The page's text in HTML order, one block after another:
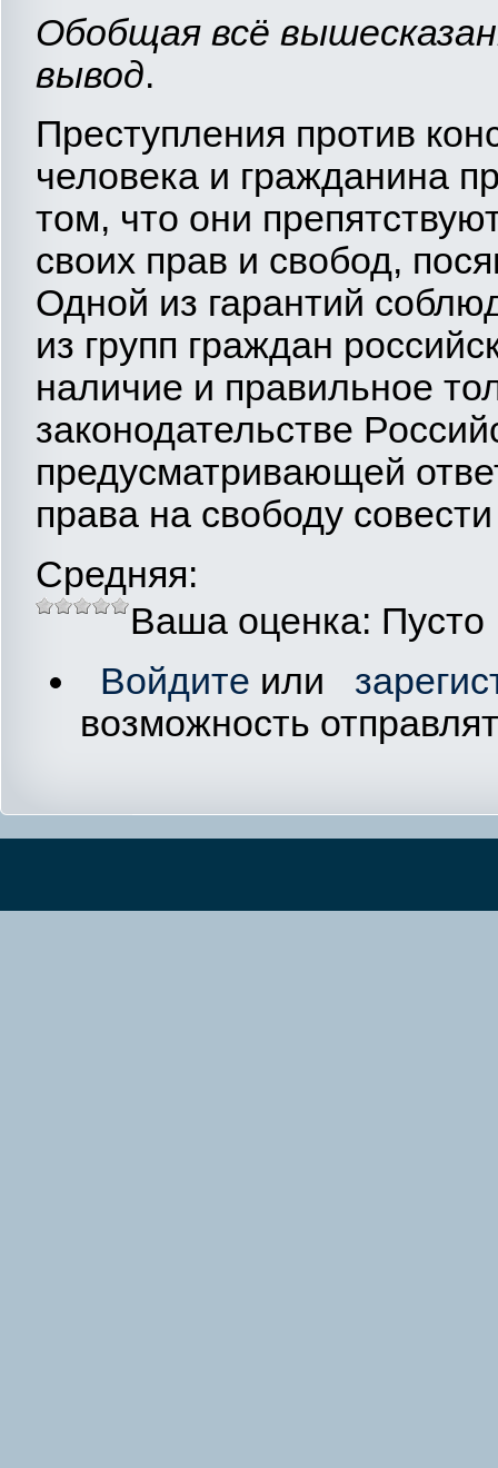
Обобщая всё
вывод.
Преступления против
человека и гражданина
том, что они
своих прав и свобод,
Одной из гарантий
из групп граждан
наличие и правильное
законодательстве
предусматривающей
права на свободу
Средняя:
Ваша оценка: Пусто
Войдите или
возможность